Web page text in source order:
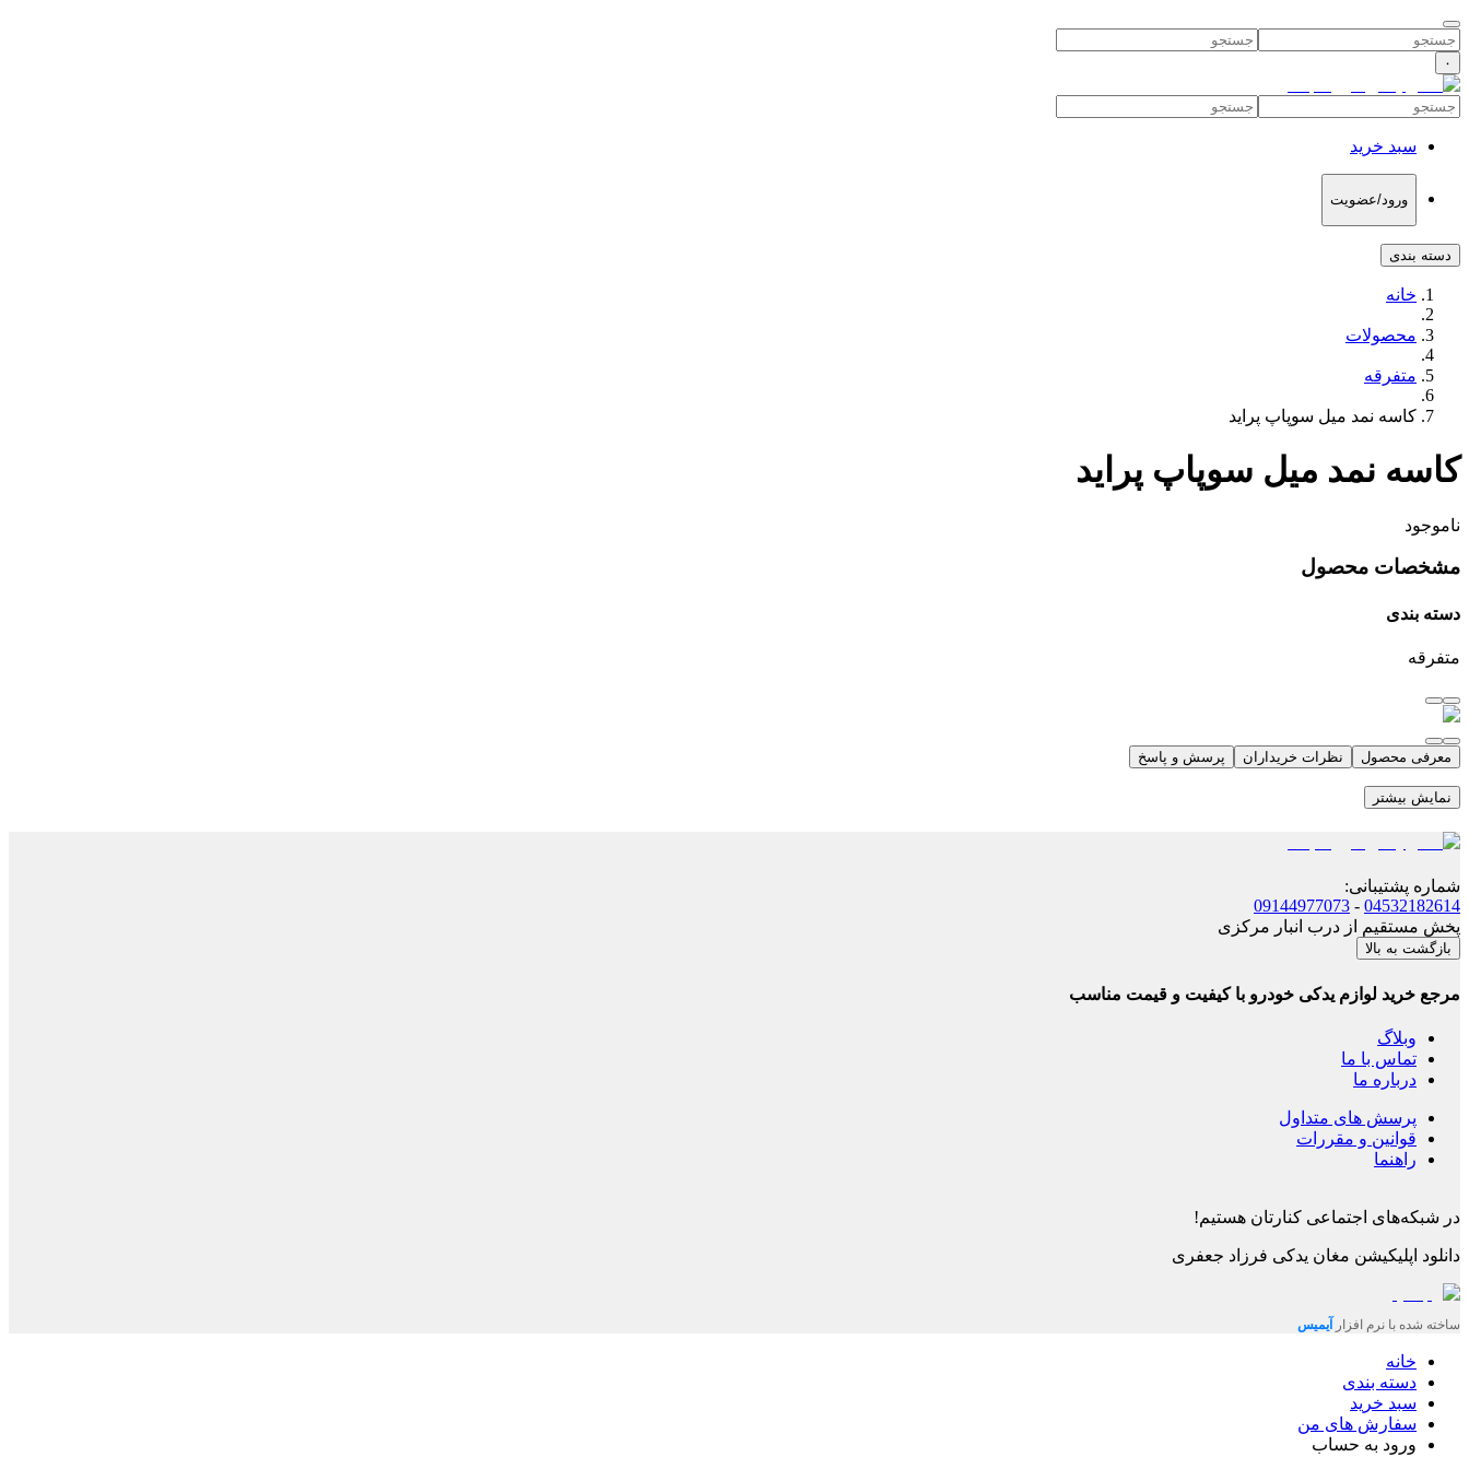
۰
سبد خرید
ورود/عضویت
دسته بندی
خانه
محصولات
متفرقه
کاسه نمد میل سوپاپ پراید
کاسه نمد میل سوپاپ پراید
ناموجود
مشخصات محصول
دسته بندی
متفرقه
معرفی محصول نظرات خریداران پرسش و پاسخ
نمایش بیشتر
شماره پشتیبانی:
04532182614
-
09144977073
پخش مستقیم از درب انبار مرکزی
بازگشت به بالا
مرجع خرید لوازم یدکی خودرو با کیفیت و قیمت مناسب
وبلاگ
تماس با ما
درباره ما
پرسش های متداول
قوانین و مقررات
راهنما
در شبکه‌های اجتماعی کنارتان هستیم!
دانلود اپلیکیشن مغان یدکی فرزاد جعفری
ساخته شده با نرم افزار آیمیس
خانه
دسته بندی
سبد خرید
سفارش های من
ورود به حساب